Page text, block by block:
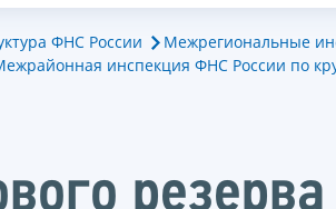
ФНС России
Межрегиональные
инспекция ФНС России по
резерва